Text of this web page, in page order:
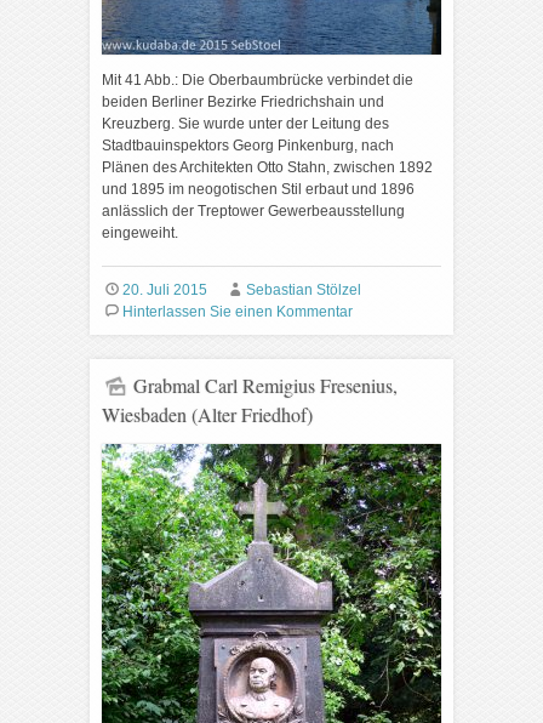
Mit 41 Abb.: Die Oberbaumbrücke verbindet die
beiden Berliner Bezirke Friedrichshain und
Kreuzberg. Sie wurde unter der Leitung des
Stadtbauinspektors Georg Pinkenburg, nach
Plänen des Architekten Otto Stahn, zwischen 1892
und 1895 im neogotischen Stil erbaut und 1896
anlässlich der Treptower Gewerbeausstellung
eingeweiht.
20. Juli 2015
Sebastian Stölzel
Hinterlassen Sie einen Kommentar
Grabmal Carl Remigius Fresenius,
Wiesbaden (Alter Friedhof)